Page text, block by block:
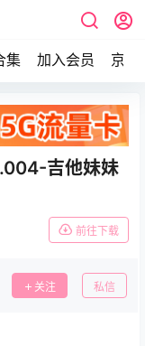
集 加入会员 京东
吉他妹妹
前往下载
关注 私信